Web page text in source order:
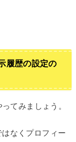
履歴の設定の
てみましょう。
なくプロフィー